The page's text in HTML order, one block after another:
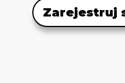
Zarejestruj